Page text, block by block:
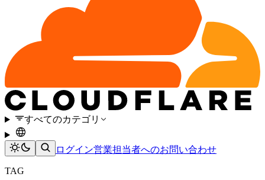
すべてのカテゴリ
ログイン営業担当者へのお問い合わせ
TAG